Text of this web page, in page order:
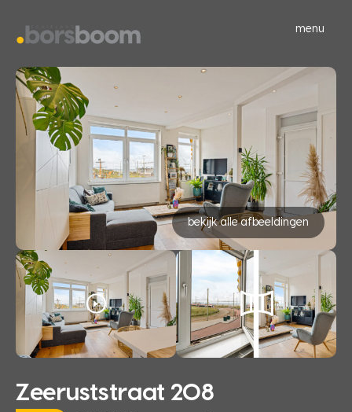
menu
bekijk alle afbeeldingen
Zeeruststraat 208